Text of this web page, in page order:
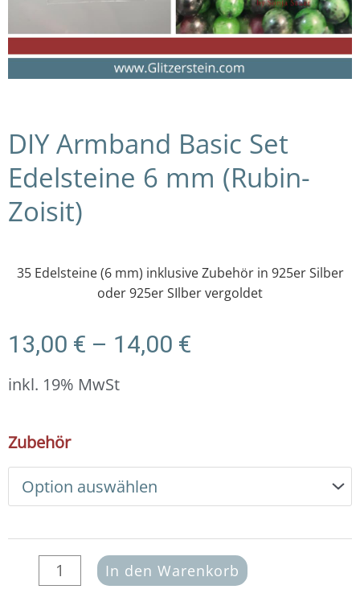
DIY Armband Basic Set
Edelsteine 6 mm (Rubin-
Zoisit)
35 Edelsteine (6 mm) inklusive Zubehör in 925er Silber
oder 925er SIlber vergoldet
13,00 € – 14,00 €
inkl. 19% MwSt
Zubehör
DIY
Armband
Basic
Set
Edelsteine
(Rubin-
Zoisit)
In den Warenkorb